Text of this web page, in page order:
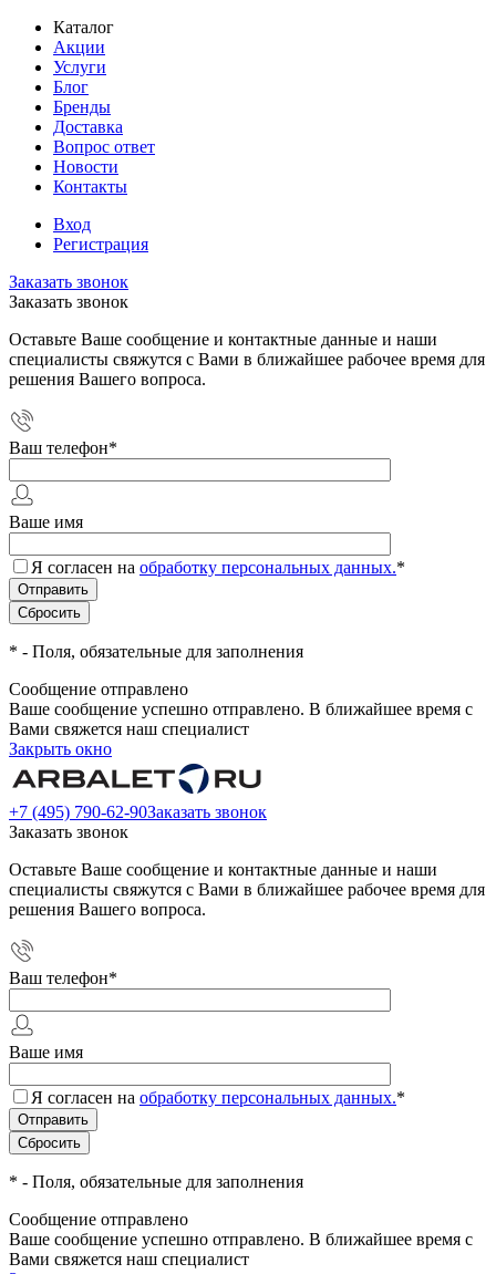
Каталог
Акции
Услуги
Блог
Бренды
Доставка
Вопрос ответ
Новости
Контакты
Вход
Регистрация
Заказать звонок
Заказать звонок
Оставьте Ваше сообщение и контактные данные и наши
специалисты свяжутся с Вами в ближайшее рабочее время для
решения Вашего вопроса.
Ваш телефон*
Ваше имя
Я согласен на обработку персональных данных.*
* - Поля, обязательные для заполнения
Сообщение отправлено
Ваше сообщение успешно отправлено. В ближайшее время с
Вами свяжется наш специалист
Закрыть окно
+7 (495) 790-62-90Заказать звонок
Заказать звонок
Оставьте Ваше сообщение и контактные данные и наши
специалисты свяжутся с Вами в ближайшее рабочее время для
решения Вашего вопроса.
Ваш телефон*
Ваше имя
Я согласен на обработку персональных данных.*
* - Поля, обязательные для заполнения
Сообщение отправлено
Ваше сообщение успешно отправлено. В ближайшее время с
Вами свяжется наш специалист